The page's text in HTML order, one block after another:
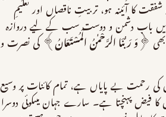
کا آئینہ ہو، تربیتِ ناقصاں اور تعلیمِ
باب دشمن و دوست سب کے لیے دروازہ
﴿وَ رَبُّنَا الرَّحْمٰنُ الْمُسْتَعَانُ﴾ کی نصرت و
رحمت بے پایاں ہے، تمام کائنات پر وسیع
کا فیض پہنچتا ہے۔ سارے جہان میںکوئی دوسرا